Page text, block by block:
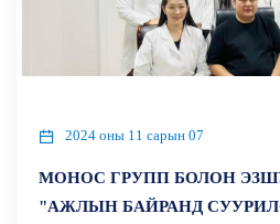
2024 оны 11 сарын 07
МОНОС ГРУПП БОЛОН
"АЖЛЫН БАЙРАНД